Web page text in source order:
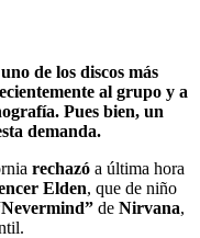
de los discos más
al grupo y a
Pues bien, un
demanda.
rechazó a última hora
Elden, que de niño
de Nirvana,